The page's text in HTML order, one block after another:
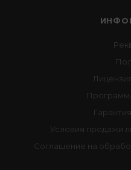
Условия продажи
Соглашение на